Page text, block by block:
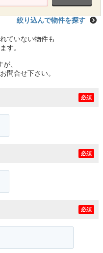
絞り込んで物件を探す
ていない物件も
す。
、
問合せ下さい。
必須
必須
必須